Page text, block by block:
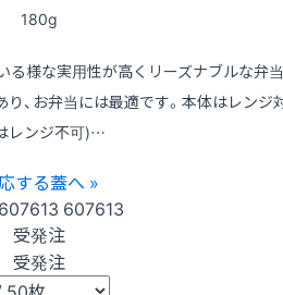
180g
る様な実用性が高くリーズナブルな弁
り、お弁当には最適です。本体はレンジ
レンジ不可)…
する蓋へ »
607613 607613
受発注
受発注